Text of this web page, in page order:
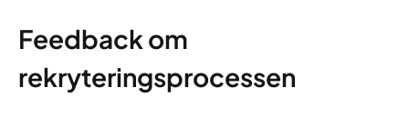
Feedback om
rekryteringsprocessen